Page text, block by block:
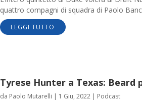
quattro compagni di squadra di Paolo
LEGGI TUTTO
Tyrese Hunter a Texas: Beard
da Paolo Mutarelli | 1 Giu, 2022| Podcast